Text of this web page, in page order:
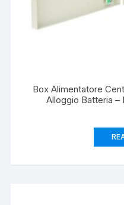
Box Alimentatore
Alloggio Batteria –